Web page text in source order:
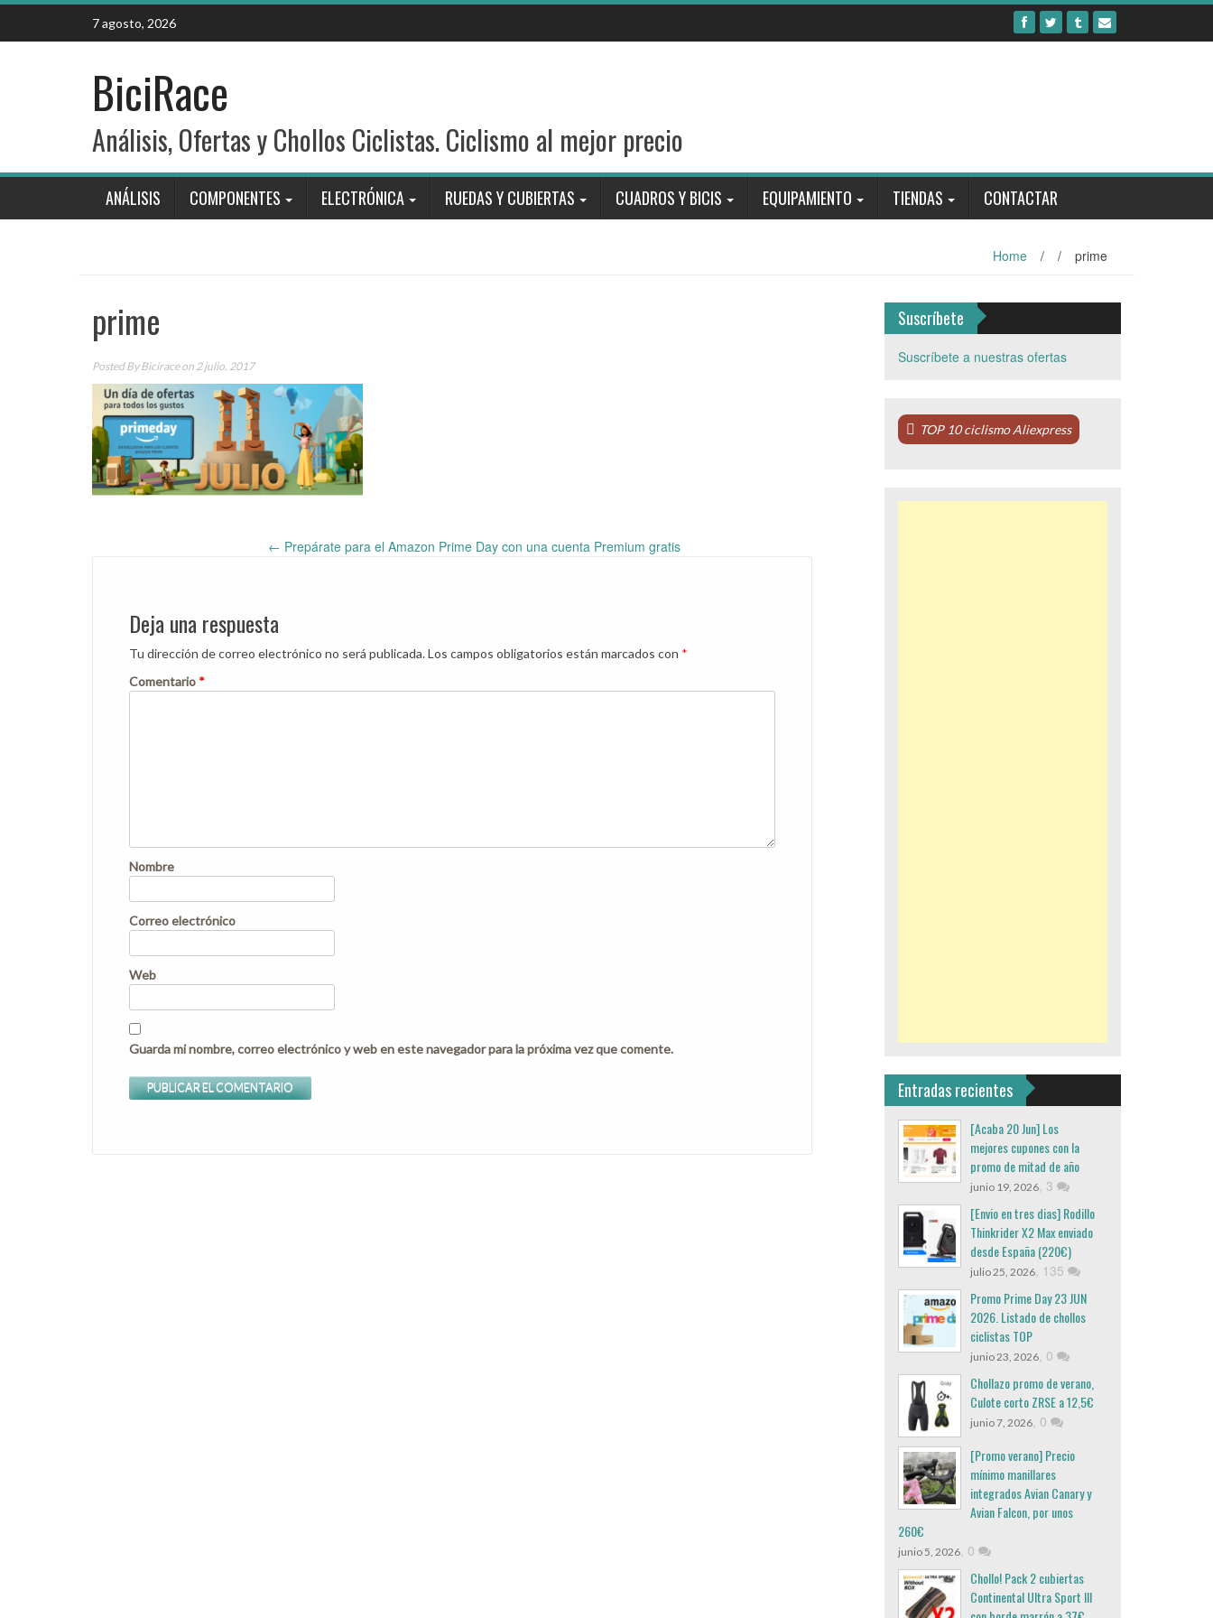
Skip
content
7 agosto, 2026
BiciRace
Análisis, Ofertas y Chollos Ciclistas. Ciclismo al mejor precio
ANÁLISIS COMPONENTES ELECTRÓNICA RUEDAS Y CUBIERTAS CUADROS Y BICIS EQUIPAMIENTO TIENDAS CONTACTAR
Home / / prime
prime
Posted ByBiciraceon 2 julio, 2017
Post
navigation
← Prepárate para el Amazon Prime Day con una cuenta Premium gratis
Deja una respuesta
Tu dirección de correo electrónico no será publicada.Los campos obligatorios están marcados con *
Comentario *
Nombre
Correo electrónico
Web
Guarda mi nombre, correo electrónico y web en este navegador para la próxima vez que comente.
Suscríbete
Suscríbete a nuestras ofertas
TOP 10 ciclismo Aliexpress
Entradas recientes
[Acaba 20 Jun] Los
mejores cupones con la
promo de mitad de año
junio 19, 2026, 3
[Envio en tres dias] Rodillo
Thinkrider X2 Max enviado
desde España (220€)
julio 25, 2026, 135
Promo Prime Day 23 JUN
2026. Listado de chollos
ciclistas TOP
junio 23, 2026, 0
Chollazo promo de verano,
Culote corto ZRSE a 12,5€
junio 7, 2026, 0
[Promo verano] Precio
mínimo manillares
integrados Avian Canary y
Avian Falcon, por unos
260€
junio 5, 2026, 0
Chollo! Pack 2 cubiertas
Continental Ultra Sport III